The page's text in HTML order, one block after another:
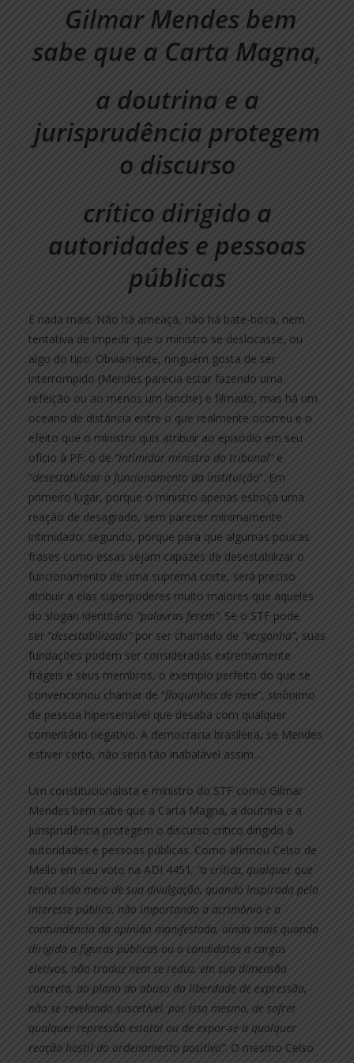
Gilmar Mendes bem
sabe que a Carta Magna,
a doutrina e a
jurisprudência protegem
o discurso
crítico dirigido a
autoridades e pessoas
públicas
E nada mais. Não há ameaça, não há bate-boca, nem
tentativa de impedir que o ministro se deslocasse, ou
algo do tipo. Obviamente, ninguém gosta de ser
interrompido (Mendes parecia estar fazendo uma
refeição ou ao menos um lanche) e filmado, mas há um
oceano de distância entre o que realmente ocorreu e o
efeito que o ministro quis atribuir ao episódio em seu
ofício à PF: o de “intimidar ministro do tribunal” e
“desestabilizar o funcionamento da instituição”. Em
primeiro lugar, porque o ministro apenas esboça uma
reação de desagrado, sem parecer minimamente
intimidado; segundo, porque para que algumas poucas
frases como essas sejam capazes de desestabilizar o
funcionamento de uma suprema corte, será preciso
atribuir a elas superpoderes muito maiores que aqueles
do slogan identitário “palavras ferem”. Se o STF pode
ser “desestabilizado”por ser chamado de “vergonha”, suas
fundações podem ser consideradas extremamente
frágeis e seus membros, o exemplo perfeito do que se
convencionou chamar de “floquinhos de neve”, sinônimo
de pessoa hipersensível que desaba com qualquer
comentário negativo. A democracia brasileira, se Mendes
estiver certo, não seria tão inabalável assim…
Um constitucionalista e ministro do STF como Gilmar
Mendes bem sabe que a Carta Magna, a doutrina e a
jurisprudência protegem o discurso crítico dirigido a
autoridades e pessoas públicas. Como afirmou Celso de
Mello em seu voto na ADI 4451, “a crítica, qualquer que
tenha sido meio de sua divulgação, quando inspirada pelo
interesse público, não importando a acrimônia e a
contundência da opinião manifestada, ainda mais quando
dirigida a figuras públicas ou a candidatos a cargos
eletivos, não traduz nem se reduz, em sua dimensão
concreta, ao plano do abuso da liberdade de expressão,
não se revelando suscetível, por isso mesmo, de sofrer
qualquer repressão estatal ou de expor-se a qualquer
reação hostil do ordenamento positivo”. O mesmo Celso